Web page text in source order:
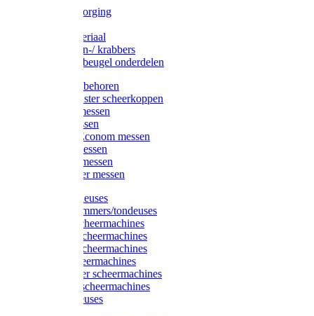
Klauwverzorging
Injectiemateriaal
Hoefmessen-/ krabbers
Hoefbekapbeugel onderdelen
Messen toebehoren
Moser & Oster scheerkoppen
Hauptner messen
Liscop messen
Aesculap/Econom messen
Heiniger messen
Constanta messen
FarmClipper messen
Moser tondeuses
Overige trimmers/tondeuses
Heiniger scheermachines
Hauptner scheermachines
Aesculap scheermachines
Liscop scheermachines
FarmClipper scheermachines
Constanta scheermachines
Wahl tondeuses